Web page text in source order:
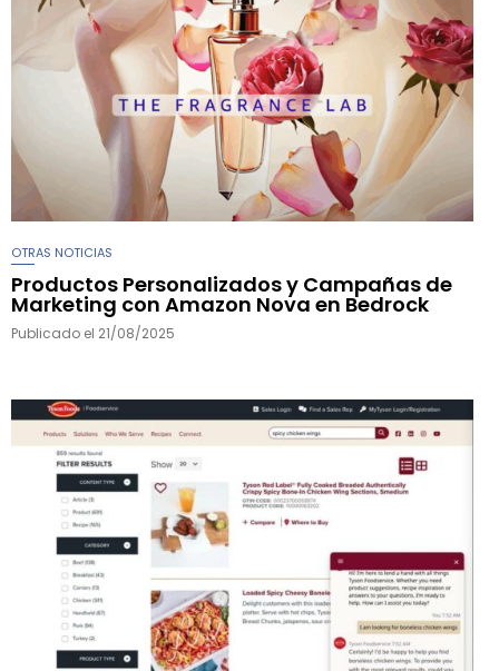
OTRAS NOTICIAS
Productos Personalizados y Campañas de
Marketing con Amazon Nova en Bedrock
Publicado el 21/08/2025